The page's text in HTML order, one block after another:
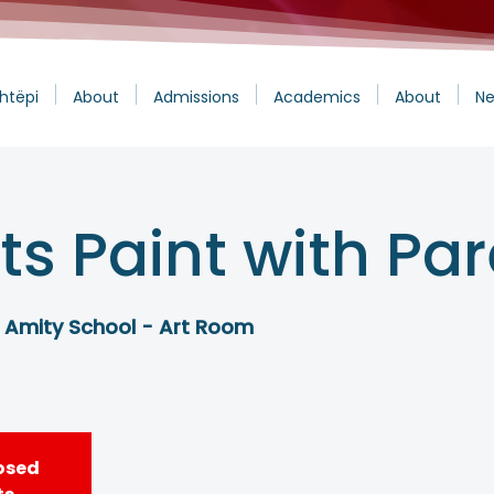
About Admissions Academics About
Paint with
Amity School - Art Room